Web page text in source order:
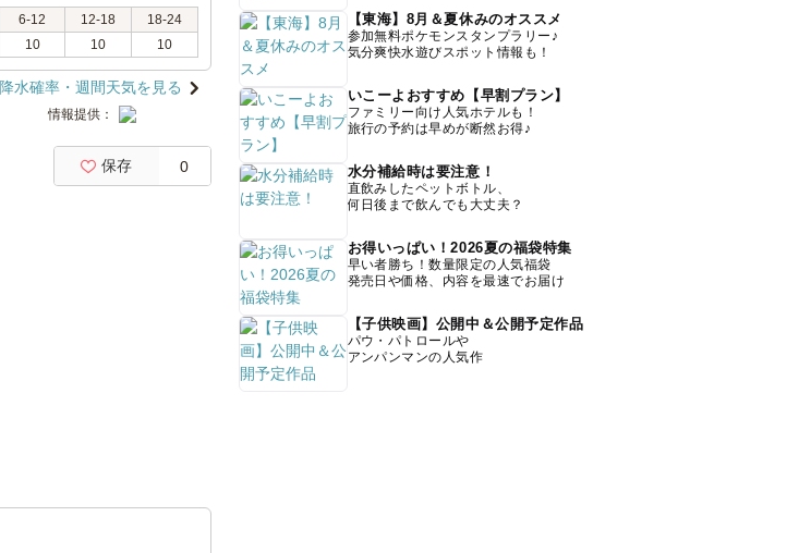
6-12 12-18
18-24
10 10 10
降水確率・週間天気を見る
情報提供：
保存 0
【東海】8月＆夏休みのオススメ
参加無料ポケモンスタンプラリー♪
気分爽快水遊びスポット情報も！
いこーよおすすめ【早割プラン】
ファミリー向け人気ホテルも！
旅行の予約は早めが断然お得♪
水分補給時は要注意！
直飲みしたペットボトル、
何日後まで飲んでも大丈夫？
お得いっぱい！2026夏の福袋特集
早い者勝ち！数量限定の人気福袋
発売日や価格、内容を最速でお届け
【子供映画】公開中＆公開予定作品
パウ・パトロールや
アンパンマンの人気作